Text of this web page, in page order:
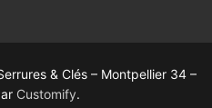
& Clés – Montpellier 34 –
Customify.